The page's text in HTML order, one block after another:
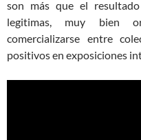
son más que el
legitimas, muy bien
comercializarse entre
positivos en exposiciones